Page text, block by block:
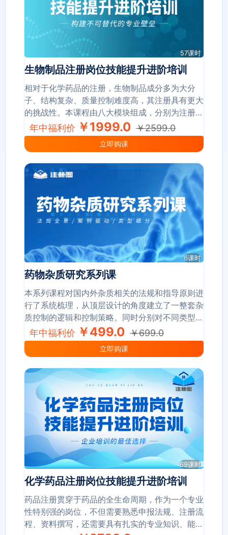
57课时
生物制品注册岗位技能提升进阶培训
相对于化学药品的注册，生物制品成分多为大分
子、结构复杂、质量控制难度高，其注册具有更大
的挑战性。本课程由八大模块组成，分别为注册申
报、药品研发、变更管理、GMP检查、项目管
理、沟通交流、注册核查、质量管理。各个模块的
课程均有具有丰富实战经验的讲师授课，理论结合
实际、案例化教学、实操性强。通过全套课程的学
习，有助于学员站在一个全局的视角建立完整的知
识结构，更好的解决生物制品注册实际工作中所遇
到的问题。
年中福利价 ￥1999.0 ￥2599.0
立即购课
6课时
药物杂质研究系列课
本系列课程对国内外杂质相关的法规和指导原则进
行了系统梳理，从顶层设计的角度建立了一整套杂
质控制的逻辑和控制策略。同时分别对不同类型杂
质建立了针对性的控制策略，包括：残留溶剂、元
素杂质、亚硝胺杂质、基因毒性杂质，从而理清不
同类型杂质的来源、研究思路及控制限度要求；通
过对大量案例和高频发补的实际分析，有助于学员
对杂质研究的技术要求与实践操作形成清晰的理
解，提升注册申报相关实战能力。
年中福利价 ￥499.0 ￥699.0
立即购课
69课时
化学药品注册岗位技能提升进阶培训
药品注册贯穿于药品的全生命周期，作为一个专业
性特别强的岗位，不但需要熟悉申报法规、注册流
程、资料撰写，还需要具有扎实的专业知识、能参